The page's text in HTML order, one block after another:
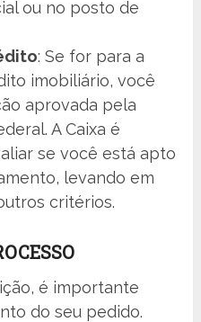
ou no posto de
: Se for para a
imobiliário, você
aprovada pela
A Caixa é
se você está apto
levando em
critérios.
é importante
do seu pedido.